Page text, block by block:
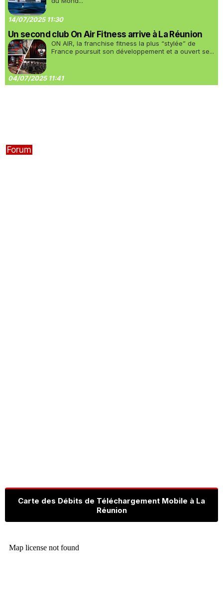
14/07/2025 11:30
Un second club On Air Fitness arrive à La Réunion
ON AIR, la franchise fitness la plus “stylée” de
France poursuit son développement et a ouvert se...
04/07/2025 11:41
Forum
Carte des Débits de Téléchargement Mobile à La
Réunion